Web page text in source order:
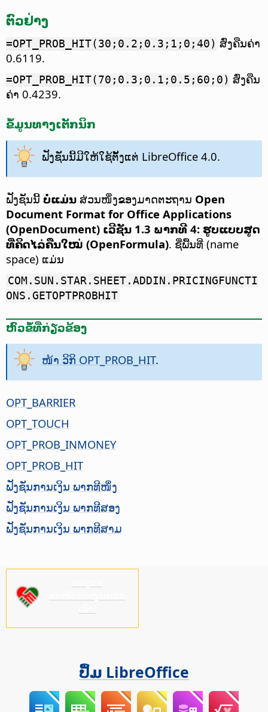
ຕົວຢ່າງ
=OPT_PROB_HIT(30;0.2;0.3;1;0;40) ສົ່ງຄືນຄ່າ
0.6119.
=OPT_PROB_HIT(70;0.3;0.1;0.5;60;0) ສົ່ງຄືນ
ຄ່າ 0.4239.
ຂໍ້ມູນທາງເຕັກນິກ
ຟັງຊັນນີ້ມີໃຫ້ໃຊ້ຕັ້ງແຕ່ LibreOffice 4.0.
ຟັງຊັນນີ້ ບໍ່ແມ່ນ ສ່ວນໜຶ່ງຂອງມາດຕະຖານ Open
Document Format for Office Applications
(OpenDocument) ເວີຊັນ 1.3 ພາກທີ 4: ຮູບແບບສູດ
ທີ່ຄິດໄລ່ຄືນໃໝ່ (OpenFormula). ຊື່ພື້ນທີ່ (name
space) ແມ່ນ
COM.SUN.STAR.SHEET.ADDIN.PRICINGFUNCTI
ONS.GETOPTPROBHIT
ຫົວຂໍ້ທີ່ກ່ຽວຂ້ອງ
ໜ້າ ວິກິ OPT_PROB_HIT.
OPT_BARRIER
OPT_TOUCH
OPT_PROB_INMONEY
OPT_PROB_HIT
ຟັງຊັນການເງິນ ພາກທີໜຶ່ງ
ຟັງຊັນການເງິນ ພາກທີສອງ
ຟັງຊັນການເງິນ ພາກທີສາມ
ປຶ້ມ LibreOffice